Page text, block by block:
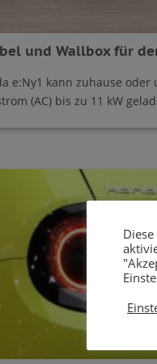
und Wallbox für
e:Ny1 kann zuhause
(AC) bis zu 11 kW